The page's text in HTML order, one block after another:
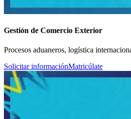
Gestión de Comercio Exterior
Procesos aduaneros, logística
Solicitar informaciónMatricúlate